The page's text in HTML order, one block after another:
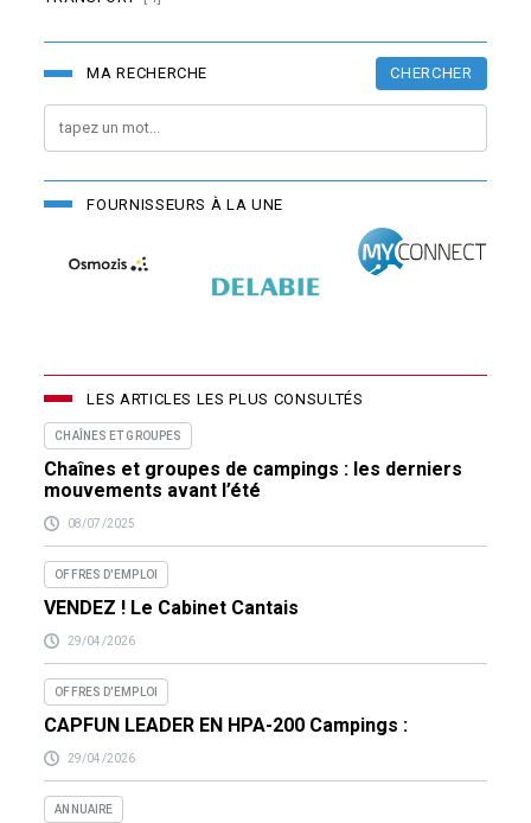
MA RECHERCHE CHERCHER
FOURNISSEURS À LA UNE
LES ARTICLES LES PLUS CONSULTÉS
CHAÎNES ET GROUPES
Chaînes et groupes de campings : les derniers
mouvements avant l’été
08/07/2025
OFFRES D'EMPLOI
VENDEZ ! Le Cabinet Cantais
29/04/2026
OFFRES D'EMPLOI
CAPFUN LEADER EN HPA-200 Campings :
29/04/2026
ANNUAIRE